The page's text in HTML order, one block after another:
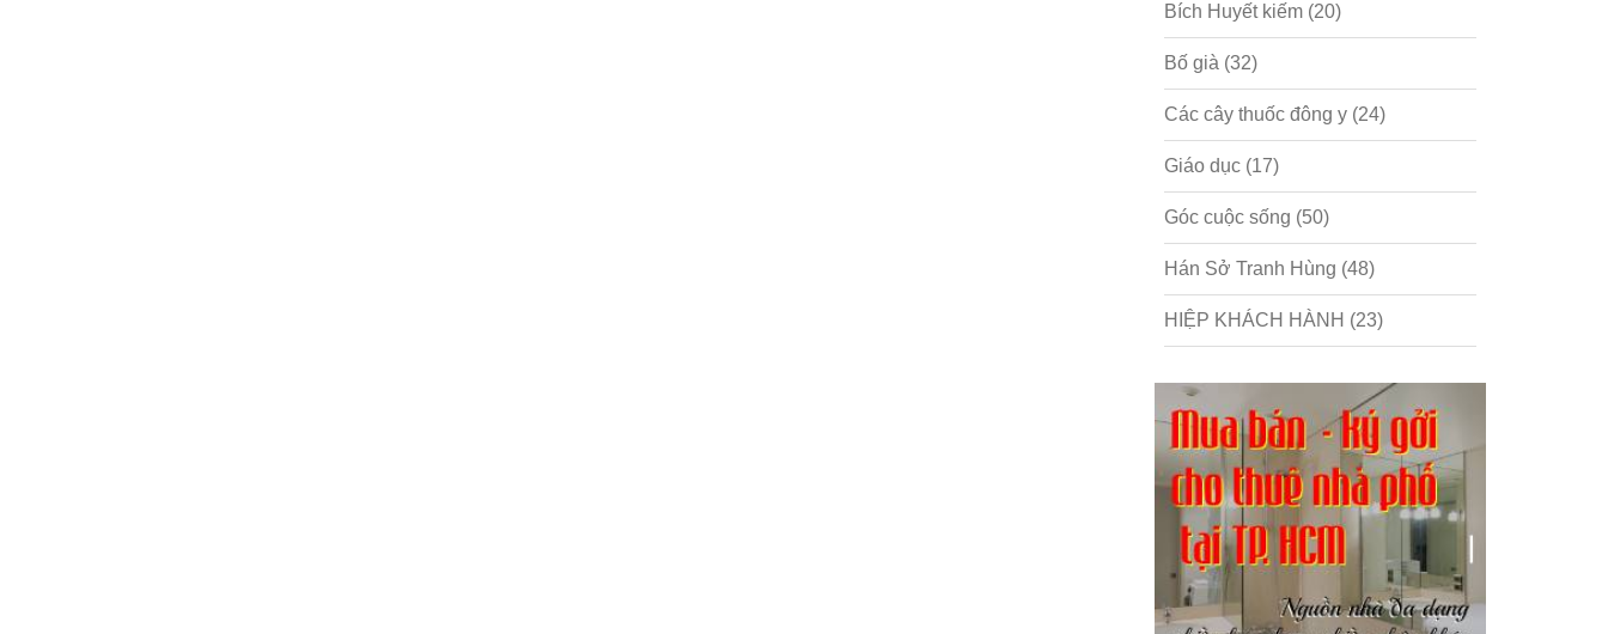
Bích Huyết kiếm(20)
Bố già (32)
Các cây thuốc đông y(24)
Giáo dục(17)
Góc cuộc sống (50)
Hán Sở Tranh Hùng (48)
HIỆP KHÁCH HÀNH (23)
Kinh tế(1)
Kỹ năng(18)
Liên Thành quyết(13)
LỘC ĐỈNH KÝ (52)
Nước ngoài(5)